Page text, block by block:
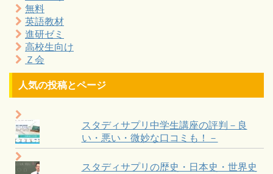
無料
英語教材
進研ゼミ
高校生向け
Ｚ会
人気の投稿とページ
スタディサプリ中学生講座の評判－良
い・悪い・微妙な口コミも！－
スタディサプリの歴史・日本史・世界史